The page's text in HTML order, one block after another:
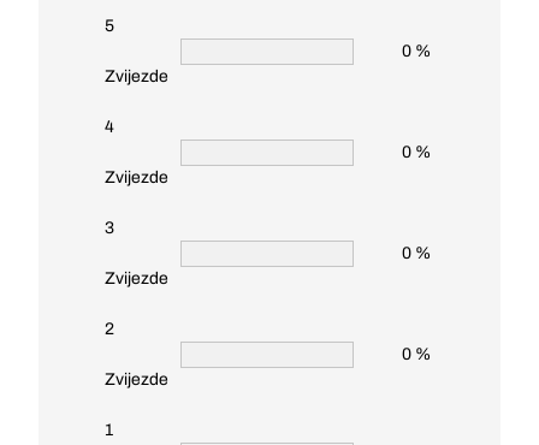
5
Zvijezde
0 %
4
Zvijezde
0 %
3
Zvijezde
0 %
2
Zvijezde
0 %
1